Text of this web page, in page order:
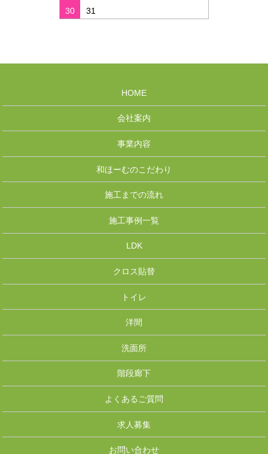
30
31
HOME
会社案内
事業内容
和ほーむのこだわり
施工までの流れ
施工事例一覧
LDK
クロス貼替
トイレ
洋間
洗面所
階段廊下
よくあるご質問
求人募集
お問い合わせ